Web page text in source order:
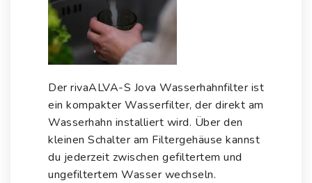
Der rivaALVA-S Jova Wasserhahnfilter ist
ein kompakter Wasserfilter, der direkt am
Wasserhahn installiert wird. Über den
kleinen Schalter am Filtergehäuse kannst
du jederzeit zwischen gefiltertem und
ungefiltertem Wasser wechseln.